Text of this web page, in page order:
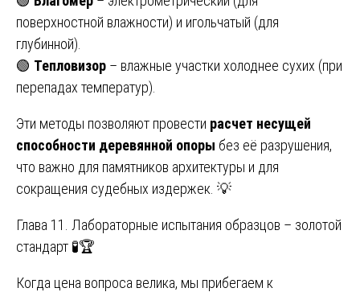
поверхностной влажности) и игольчатый (для
глубинной).
🟢 Тепловизор – влажные участки холоднее сухих (при
перепадах температур).
Эти методы позволяют провести расчет несущей
способности деревянной опоры без её разрушения,
что важно для памятников архитектуры и для
сокращения судебных издержек. 💡
Глава 11. Лабораторные испытания образцов – золотой
стандарт 🧪🏆
Когда цена вопроса велика, мы прибегаем к